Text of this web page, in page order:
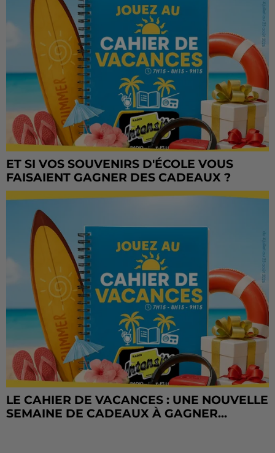
ET SI VOS SOUVENIRS D'ÉCOLE VOUS
FAISAIENT GAGNER DES CADEAUX ?
LE CAHIER DE VACANCES : UNE NOUVELLE
SEMAINE DE CADEAUX À GAGNER...